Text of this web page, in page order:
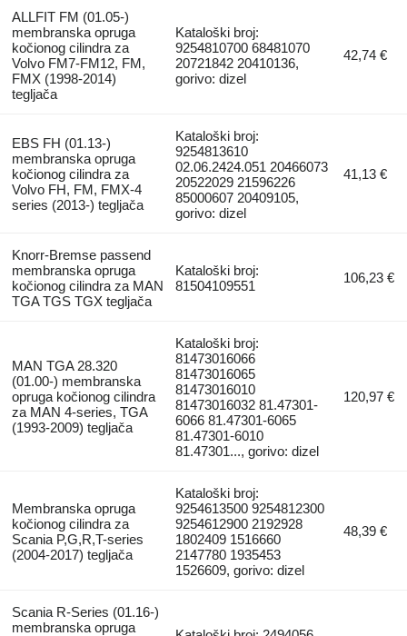
ALLFIT FM (01.05-)
membranska opruga
kočionog cilindra za
Volvo FM7-FM12, FM,
FMX (1998-2014)
tegljača
Kataloški broj:
9254810700 68481070
20721842 20410136,
gorivo: dizel
42,74 €
EBS FH (01.13-)
membranska opruga
kočionog cilindra za
Volvo FH, FM, FMX-4
series (2013-) tegljača
Kataloški broj:
9254813610
02.06.2424.051 20466073
20522029 21596226
85000607 20409105,
gorivo: dizel
41,13 €
Knorr-Bremse passend
membranska opruga
kočionog cilindra za MAN
TGA TGS TGX tegljača
Kataloški broj:
81504109551
106,23 €
MAN TGA 28.320
(01.00-) membranska
opruga kočionog cilindra
za MAN 4-series, TGA
(1993-2009) tegljača
Kataloški broj:
81473016066
81473016065
81473016010
81473016032 81.47301-
6066 81.47301-6065
81.47301-6010
81.47301..., gorivo: dizel
120,97 €
Membranska opruga
kočionog cilindra za
Scania P,G,R,T-series
(2004-2017) tegljača
Kataloški broj:
9254613500 9254812300
9254612900 2192928
1802409 1516660
2147780 1935453
1526609, gorivo: dizel
48,39 €
Scania R-Series (01.16-)
membranska opruga